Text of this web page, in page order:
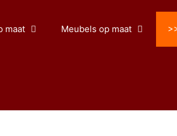
maat Meubels op maat